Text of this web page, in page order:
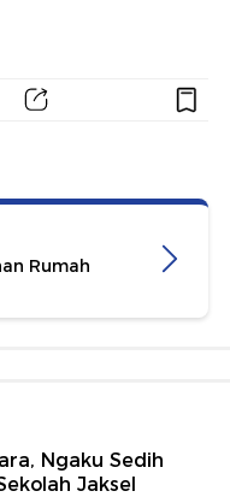
Rumah
Ngaku Sedih
Jaksel